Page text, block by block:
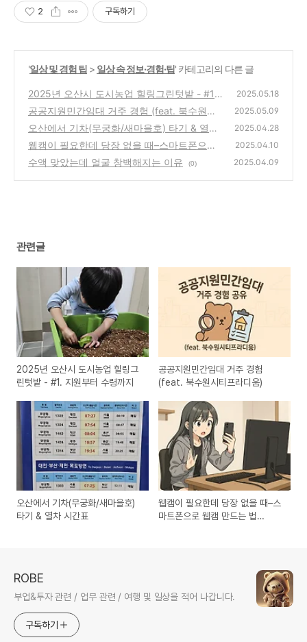
2 구독하기
'일상 및 경험 팁 > 일상 속 정보·경험·팁' 카테고리의 다른 글
2025년 오산시 도시농업 힐링그린텃밭 - #1.
지원부터 수령까지
(3)
2025.05.18
공공지원민간임대 거주 경험 (feat. 북수원시
티프라디움)
(9)
2025.05.09
오산에서 기차(무궁화/새마을호) 타기 & 열차
시간표
(0)
2025.04.28
웹캠이 필요한데 당장 없을 때–스마트폰으로
웹캠 만드는 법 (DroidCam)
(2)
2025.04.10
수액 맞았는데 얼굴 창백해지는 이유 (0) 2025.04.09
관련글
2025년 오산시 도시농업 힐링그
린텃밭 - #1. 지원부터 수령까지
공공지원민간임대 거주 경험
(feat. 북수원시티프라디움)
오산에서 기차(무궁화/새마을호)
타기 & 열차 시간표
웹캠이 필요한데 당장 없을 때–스
마트폰으로 웹캠 만드는 법
ROBE
부업&투자 관련 / 업무 관련 / 여행 및 일상을 적어 나갑니다.
구독하기